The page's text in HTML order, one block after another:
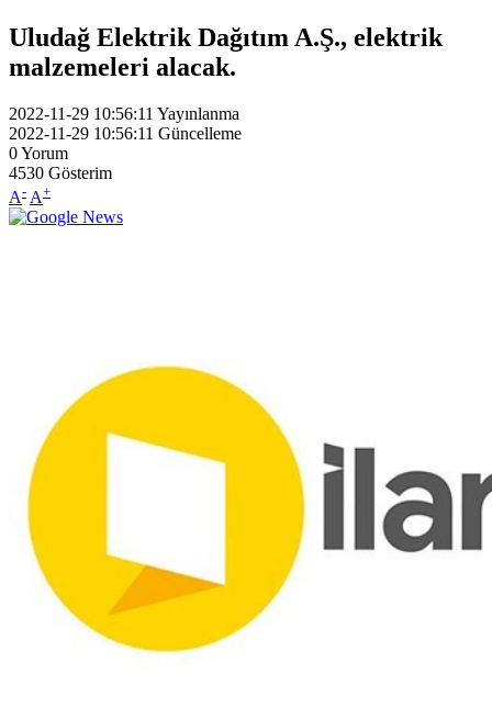
Uludağ Elektrik Dağıtım A.Ş., elektrik
malzemeleri alacak.
2022-11-29 10:56:11 Yayınlanma
2022-11-29 10:56:11 Güncelleme
0Yorum
4530 Gösterim
A- A+